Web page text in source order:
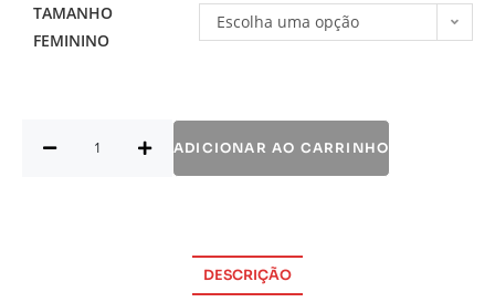
TAMANHO
FEMININO
Escolha uma opção
ADICIONAR AO CARRINHO
DESCRIÇÃO